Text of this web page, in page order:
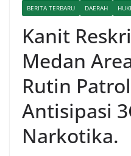
Dinas SDABMBK
Kecamatan
BERITA TERBARU DAERAH
Kanit
Medan
Rutin
Antisipasi
Narkotika.